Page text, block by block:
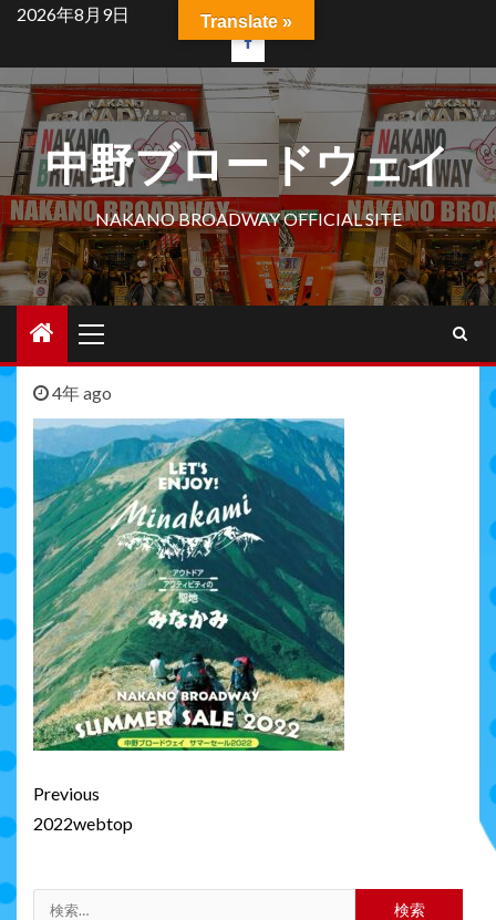
Skip
content
2026年8月9日
facebook
中野ブロードウェイ
NAKANO BROADWAY OFFICIAL SITE
Menu
4年 ago
Continue
Reading
Previous
2022webtop
Translate »